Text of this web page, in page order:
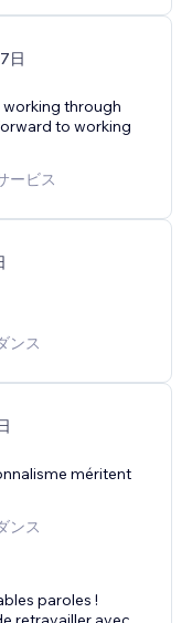
日
working through
to working
ービス
ンス
méritent
ンス
paroles !